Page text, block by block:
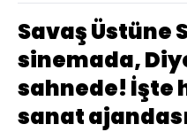
Savaş Üstüne
sinemada,
sahnede! İşte
sanat